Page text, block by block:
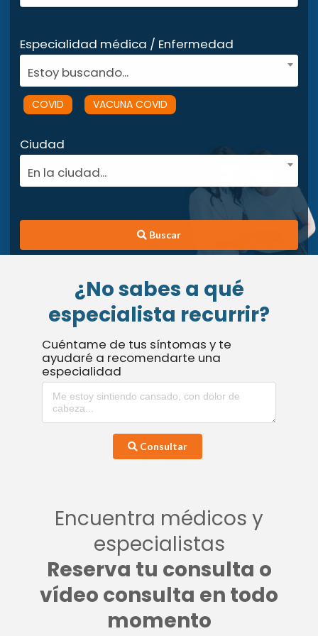
Especialidad médica / Enfermedad
Estoy buscando...
COVID VACUNA COVID
Ciudad
En la ciudad...
Buscar
¿No sabes a qué
especialista recurrir?
Cuéntame de tus síntomas y te
ayudaré a recomendarte una
especialidad
Consultar
Encuentra médicos y
especialistas
Reserva tu consulta o
vídeo consulta en todo
momento